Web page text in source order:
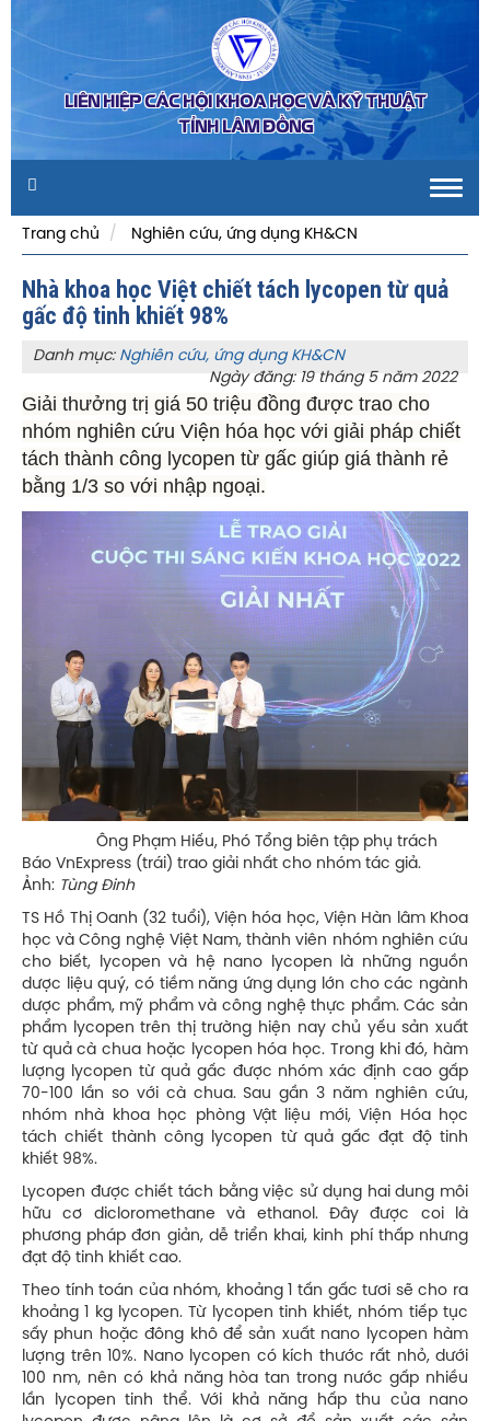
LIÊN HIỆP CÁC HỘI KHOA HỌC VÀ KỸ THUẬT
TỈNH LÂM ĐỒNG
Trang chủ
Nghiên cứu, ứng dụng KH&CN
Nhà khoa học Việt chiết tách lycopen từ quả
gấc độ tinh khiết 98%
Danh mục: Nghiên cứu, ứng dụng KH&CN
Ngày đăng: 19 tháng 5 năm 2022
Giải thưởng trị giá 50 triệu đồng được trao cho
nhóm nghiên cứu Viện hóa học với giải pháp chiết
tách thành công lycopen từ gấc giúp giá thành rẻ
bằng 1/3 so với nhập ngoại.
Ông Phạm Hiếu, Phó Tổng biên tập phụ trách
Báo VnExpress (trái) trao giải nhất cho nhóm tác giả.
Ảnh: Tùng Đinh
TS Hồ Thị Oanh (32 tuổi), Viện hóa học, Viện Hàn lâm Khoa
học và Công nghệ Việt Nam, thành viên nhóm nghiên cứu
cho biết, lycopen và hệ nano lycopen là những nguồn
dược liệu quý, có tiềm năng ứng dụng lớn cho các ngành
dược phẩm, mỹ phẩm và công nghệ thực phẩm. Các sản
phẩm lycopen trên thị trường hiện nay chủ yếu sản xuất
từ quả cà chua hoặc lycopen hóa học. Trong khi đó, hàm
lượng lycopen từ quả gấc được nhóm xác định cao gấp
70-100 lần so với cà chua. Sau gần 3 năm nghiên cứu,
nhóm nhà khoa học phòng Vật liệu mới, Viện Hóa học
tách chiết thành công lycopen từ quả gấc đạt độ tinh
khiết 98%.
Lycopen được chiết tách bằng việc sử dụng hai dung môi
hữu cơ dicloromethane và ethanol. Đây được coi là
phương pháp đơn giản, dễ triển khai, kinh phí thấp nhưng
đạt độ tinh khiết cao.
Theo tính toán của nhóm, khoảng 1 tấn gấc tươi sẽ cho ra
khoảng 1 kg lycopen. Từ lycopen tinh khiết, nhóm tiếp tục
sấy phun hoặc đông khô để sản xuất nano lycopen hàm
lượng trên 10%. Nano lycopen có kích thước rất nhỏ, dưới
100 nm, nên có khả năng hòa tan trong nước gấp nhiều
lần lycopen tinh thể. Với khả năng hấp thu của nano